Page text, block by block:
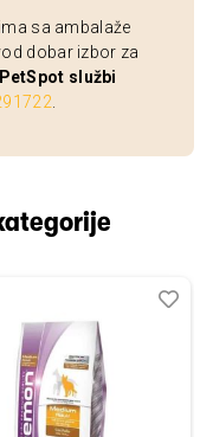
sa ambalaže
dobar izbor za
PetSpot službi